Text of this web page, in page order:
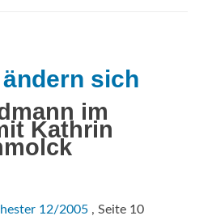
sich
im
Kathrin
12/2005 , Seite 10